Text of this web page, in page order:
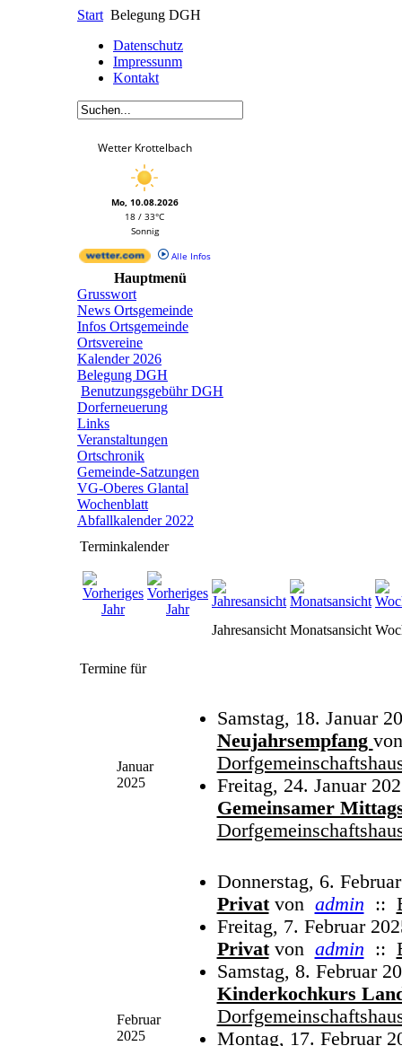
Start Belegung DGH
Datenschutz
Impressunm
Kontakt
Wetter Krottelbach
Mo, 10.08.2026
18 / 33°C
Sonnig
Alle Infos
Hauptmenü
Grusswort
News Ortsgemeinde
Infos Ortsgemeinde
Ortsvereine
Kalender 2026
Belegung DGH
Benutzungsgebühr DGH
Dorferneuerung
Links
Veranstaltungen
Ortschronik
Gemeinde-Satzungen
VG-Oberes Glantal
Wochenblatt
Abfallkalender 2022
Terminkalender
Jahresansicht Monatsansicht
Termine für
Januar
2025
Samstag, 18. Januar
Neujahrsempfang
Freitag, 24. Januar
Gemeinsamer
Februar
2025
Donnerstag, 6.
Privatvon admin ::
Freitag, 7. Februar
Privatvon admin ::
Samstag, 8. Februar
Kinderkochkurs
Montag, 17. Februar